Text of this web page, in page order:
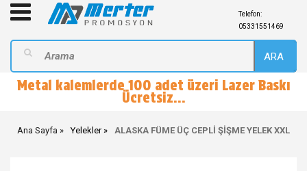
Telefon:
05331551469
ARA
Metal kalemlerde 100 adet üzeri Lazer Baskı
Ücretsiz...
Ana Sayfa Yelekler ALASKA FÜME ÜÇ CEPLİ ŞİŞME YELEK XXL